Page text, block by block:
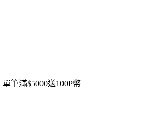
單筆滿$5000送100P幣